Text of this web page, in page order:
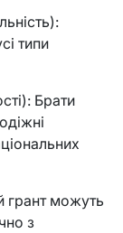
типи
Брати
грант можуть
з